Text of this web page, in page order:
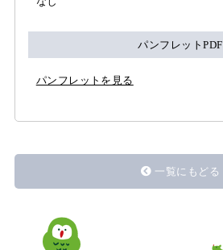
パンフレットPDF
パンフレットを見る
一覧にもどる